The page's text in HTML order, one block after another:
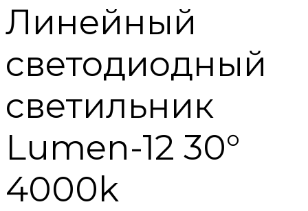
Линейный
светодиодный
светильник
Lumen-12 30°
4000k